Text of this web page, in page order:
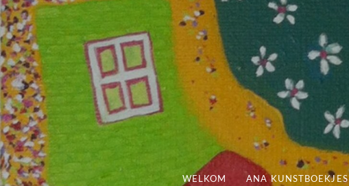
WELKOM ANA KUNSTBOEKJES